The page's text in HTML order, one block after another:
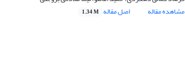
مشاهده مقاله
اصل مقاله 1.34 M